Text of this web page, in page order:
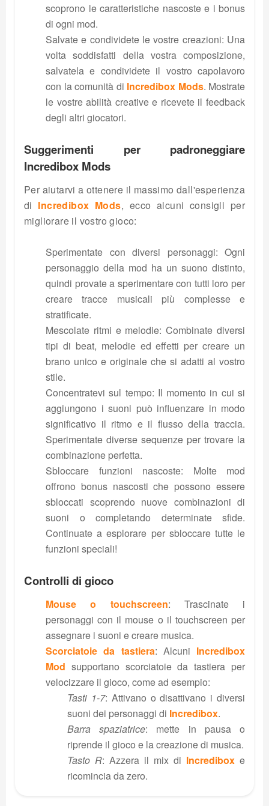
scoprono le caratteristiche nascoste e i bonus
di ogni mod.
Salvate e condividete le vostre creazioni: Una
volta soddisfatti della vostra composizione,
salvatela e condividete il vostro capolavoro
con la comunità di Incredibox Mods. Mostrate
le vostre abilità creative e ricevete il feedback
degli altri giocatori.
Suggerimenti per padroneggiare
Incredibox Mods
Per aiutarvi a ottenere il massimo dall'esperienza
di Incredibox Mods, ecco alcuni consigli per
migliorare il vostro gioco:
Sperimentate con diversi personaggi: Ogni
personaggio della mod ha un suono distinto,
quindi provate a sperimentare con tutti loro per
creare tracce musicali più complesse e
stratificate.
Mescolate ritmi e melodie: Combinate diversi
tipi di beat, melodie ed effetti per creare un
brano unico e originale che si adatti al vostro
stile.
Concentratevi sul tempo: Il momento in cui si
aggiungono i suoni può influenzare in modo
significativo il ritmo e il flusso della traccia.
Sperimentate diverse sequenze per trovare la
combinazione perfetta.
Sbloccare funzioni nascoste: Molte mod
offrono bonus nascosti che possono essere
sbloccati scoprendo nuove combinazioni di
suoni o completando determinate sfide.
Continuate a esplorare per sbloccare tutte le
funzioni speciali!
Controlli di gioco
Mouse o touchscreen: Trascinate i
personaggi con il mouse o il touchscreen per
assegnare i suoni e creare musica.
Scorciatoie da tastiera: Alcuni Incredibox
Mod supportano scorciatoie da tastiera per
velocizzare il gioco, come ad esempio:
Tasti 1-7: Attivano o disattivano i diversi
suoni dei personaggi di Incredibox.
Barra spaziatrice: mette in pausa o
riprende il gioco e la creazione di musica.
Tasto R: Azzera il mix di Incredibox e
ricomincia da zero.